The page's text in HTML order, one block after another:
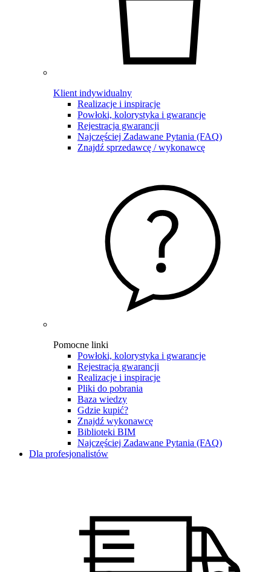
Klient indywidualny
Realizacje i inspiracje
Powłoki, kolorystyka i gwarancje
Rejestracja gwarancji
Najczęściej Zadawane Pytania (FAQ)
Znajdź sprzedawcę / wykonawcę
Pomocne linki
Powłoki, kolorystyka i gwarancje
Rejestracja gwarancji
Realizacje i inspiracje
Pliki do pobrania
Baza wiedzy
Gdzie kupić?
Znajdź wykonawcę
Biblioteki BIM
Najczęściej Zadawane Pytania (FAQ)
Dla profesjonalistów